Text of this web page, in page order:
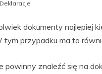
dokumenty najlepiej
tym przypadku ma to
powinny znaleźć się na